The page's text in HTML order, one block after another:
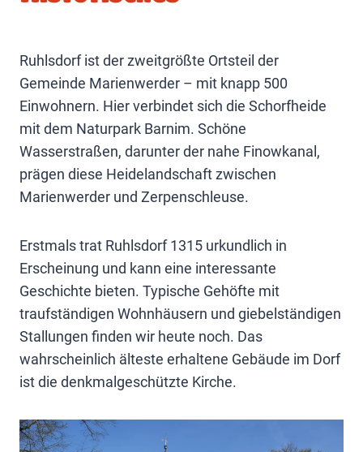
Ruhlsdorf ist der zweitgrößte Ortsteil der
Gemeinde Marienwerder – mit knapp 500
Einwohnern. Hier verbindet sich die Schorfheide
mit dem Naturpark Barnim. Schöne
Wasserstraßen, darunter der nahe Finowkanal,
prägen diese Heidelandschaft zwischen
Marienwerder und Zerpenschleuse.
Erstmals trat Ruhlsdorf 1315 urkundlich in
Erscheinung und kann eine interessante
Geschichte bieten. Typische Gehöfte mit
traufständigen Wohnhäusern und giebelständigen
Stallungen finden wir heute noch. Das
wahrscheinlich älteste erhaltene Gebäude im Dorf
ist die denkmalgeschützte Kirche.